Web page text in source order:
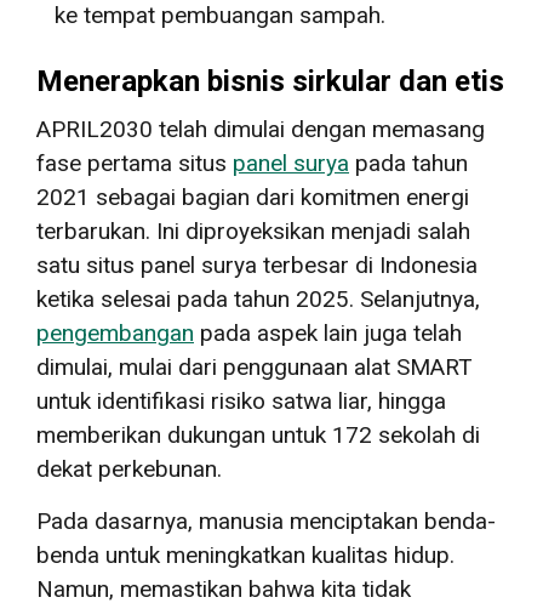
ke tempat pembuangan sampah.
Menerapkan bisnis sirkular dan etis
APRIL2030 telah dimulai dengan memasang
fase pertama situs panel surya pada tahun
2021 sebagai bagian dari komitmen energi
terbarukan. Ini diproyeksikan menjadi salah
satu situs panel surya terbesar di Indonesia
ketika selesai pada tahun 2025. Selanjutnya,
pengembangan pada aspek lain juga telah
dimulai, mulai dari penggunaan alat SMART
untuk identifikasi risiko satwa liar, hingga
memberikan dukungan untuk 172 sekolah di
dekat perkebunan.
Pada dasarnya, manusia menciptakan benda-
benda untuk meningkatkan kualitas hidup.
Namun, memastikan bahwa kita tidak